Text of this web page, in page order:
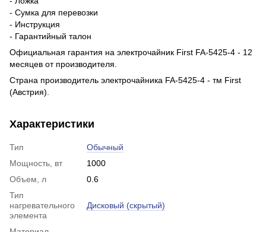
- Сумка для перевозки
- Инструкция
- Гарантийный талон
Официальная гарантия на электрочайник First FA-5425-4 - 12
месяцев от производителя.
Страна производитель электрочайника FA-5425-4 - тм First
(Австрия).
Характеристики
Тип
Обычный
Мощность, вт
1000
Объем, л
0.6
Тип
нагревательного
элемента
Дисковый (скрытый)